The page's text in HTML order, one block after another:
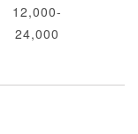
12,000-
24,000